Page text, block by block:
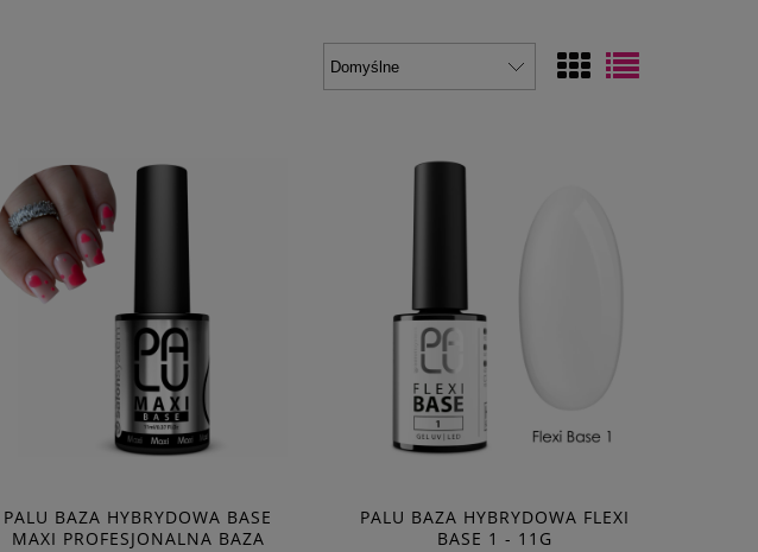
PALU BAZA HYBRYDOWA BASE
MAXI PROFESJONALNA BAZA
PALU BAZA HYBRYDOWA FLEXI
BASE 1 - 11G